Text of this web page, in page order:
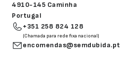
4910-145 Caminha
Portugal
+351 258 824 128
(Chamada para rede fixa nacional)
encomendas@semdubida.pt